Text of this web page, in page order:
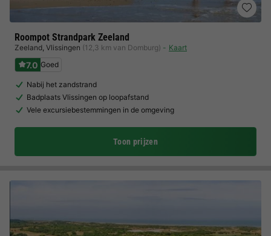
Roompot Strandpark Zeeland
Zeeland, Vlissingen (12,3 km van Domburg) Kaart
7.0 Goed
Nabij het zandstrand
Badplaats Vlissingen op loopafstand
Vele excursiebestemmingen in de omgeving
Toon prijzen